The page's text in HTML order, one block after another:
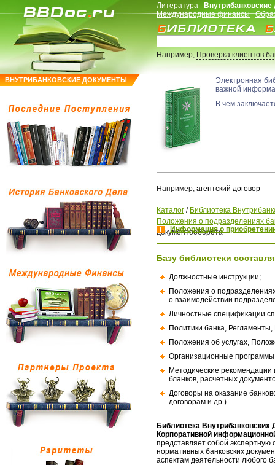
ВНУТРИБАНКОВСКИЕ ДОКУМЕНТЫ
Литература
Международные финансы
Например,Проверка клиентов
Электронная
важной
В чем
Например, агентский договор
Каталог / Библиотека
Положения о подразделениях
документооборота
Информация о
Базу библиотеки
Должностные инструкции;
Положения о
о взаимодействии
Личностные спецификации
Политики банка,
Положения об услугах,
Организационные
Методические
бланков, расчетных
Договоры на оказание
договорам и др.)
Библиотека
Корпоративной
представляет собой экспертную
нормативных банковских
аспектам деятельности любого